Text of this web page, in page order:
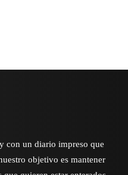
con un diario impreso que
objetivo es mantener